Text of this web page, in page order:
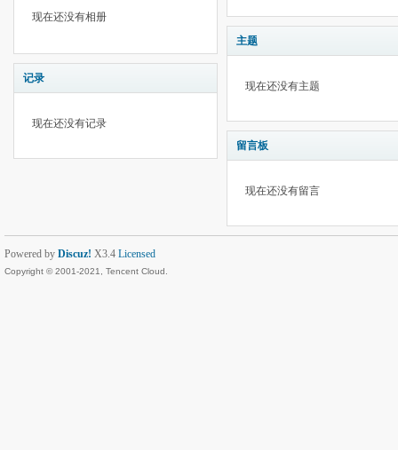
现在还没有相册
记录
现在还没有记录
主题
现在还没有主题
留言板
现在还没有留言
Powered by Discuz! X3.4 Licensed
Copyright © 2001-2021, Tencent Cloud.